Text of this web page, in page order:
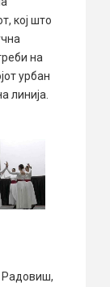
кој што
на
урбан
линија.
Радовиш,